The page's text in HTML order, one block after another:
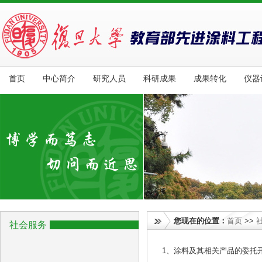
首页 中心简介 研究人员 科研成果 成果转化 仪器
社会服务 您现在的位置： 首页 >>
1、涂料及其相关产品的委托